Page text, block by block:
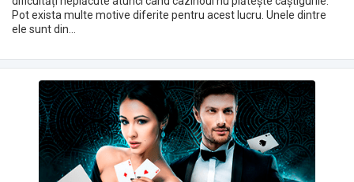
Pot exista multe motive diferite pentru acest lucru. Unele dintre
ele sunt din…